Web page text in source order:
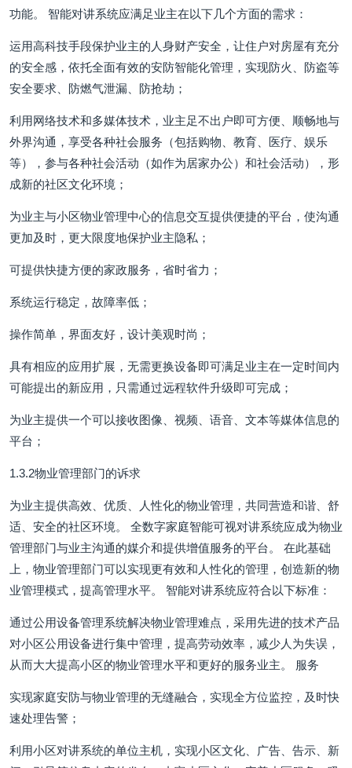
功能。 智能对讲系统应满足业主在以下几个方面的需求：
运用高科技手段保护业主的人身财产安全，让住户对房屋有充分
的安全感，依托全面有效的安防智能化管理，实现防火、防盗等
安全要求、防燃气泄漏、防抢劫；
利用网络技术和多媒体技术，业主足不出户即可方便、顺畅地与
外界沟通，享受各种社会服务（包括购物、教育、医疗、娱乐
等），参与各种社会活动（如作为居家办公）和社会活动），形
成新的社区文化环境；
为业主与小区物业管理中心的信息交互提供便捷的平台，使沟通
更加及时，更大限度地保护业主隐私；
可提供快捷方便的家政服务，省时省力；
系统运行稳定，故障率低；
操作简单，界面友好，设计美观时尚；
具有相应的应用扩展，无需更换设备即可满足业主在一定时间内
可能提出的新应用，只需通过远程软件升级即可完成；
为业主提供一个可以接收图像、视频、语音、文本等媒体信息的
平台；
1.3.2物业管理部门的诉求
为业主提供高效、优质、人性化的物业管理，共同营造和谐、舒
适、安全的社区环境。 全数字家庭智能可视对讲系统应成为物业
管理部门与业主沟通的媒介和提供增值服务的平台。 在此基础
上，物业管理部门可以实现更有效和人性化的管理，创造新的物
业管理模式，提高管理水平。 智能对讲系统应符合以下标准：
通过公用设备管理系统解决物业管理难点，采用先进的技术产品
对小区公用设备进行集中管理，提高劳动效率，减少人为失误，
从而大大提高小区的物业管理水平和更好的服务业主。 服务
实现家庭安防与物业管理的无缝融合，实现全方位监控，及时快
速处理告警；
利用小区对讲系统的单位主机，实现小区文化、广告、告示、新